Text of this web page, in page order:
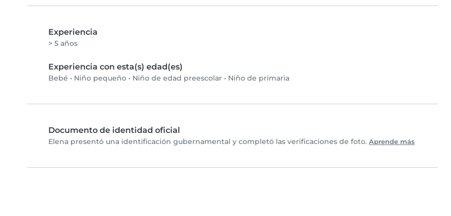
Experiencia
> 5 años
Experiencia con esta(s) edad(es)
Bebé • Niño pequeño • Niño de edad preescolar • Niño de primaria
Documento de identidad oficial
Elena presentó una identificación gubernamental y completó las verificaciones de foto. Aprende más